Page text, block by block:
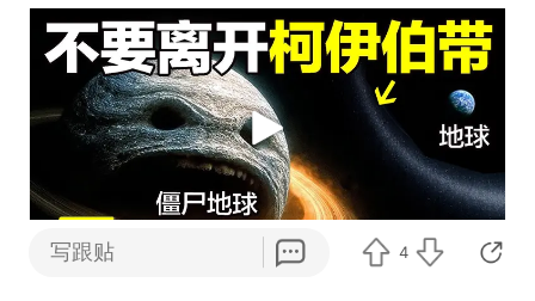
后也只是我们见到的恐怖之一
写跟贴 4